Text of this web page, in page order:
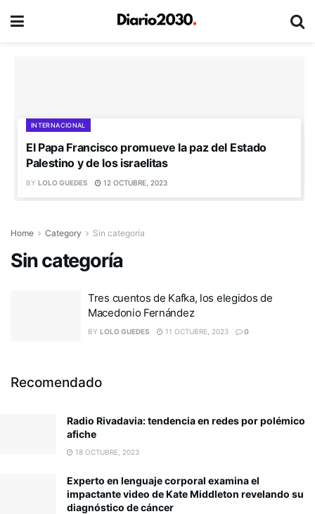
INTERNACIONAL
El Papa Francisco promueve la paz del Estado
Palestino y de los israelitas
BY LOLO GUEDES 12 OCTUBRE, 2023
Home Category Sin categoría
Sin categoría
Tres cuentos de Kafka, los elegidos de
Macedonio Fernández
BY LOLO GUEDES 11 OCTUBRE, 2023 0
Recomendado
Radio Rivadavia: tendencia en redes por polémico
afiche
18 OCTUBRE, 2023
Experto en lenguaje corporal examina el
impactante video de Kate Middleton revelando su
diagnóstico de cáncer